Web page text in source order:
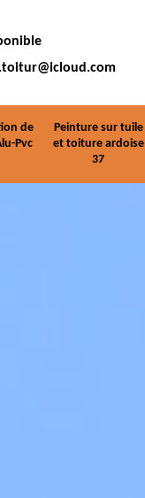
de
Pvc
Peinture sur tuile
et toiture ardoise
37